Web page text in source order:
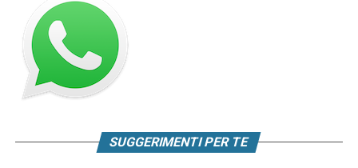
SUGGERIMENTI PER TE